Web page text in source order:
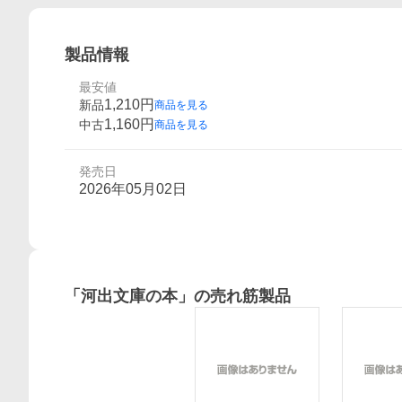
製品情報
最安値
新品1,210円 商品を見る
中古1,160円 商品を見る
発売日
2026年05月02日
「 河出文庫の本」の売れ筋製品